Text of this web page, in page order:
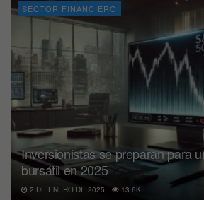
SECTOR FINANCIERO
Inversionistas se preparan para
bursátil en 2025
2 DE ENERO DE 2025 13.6K